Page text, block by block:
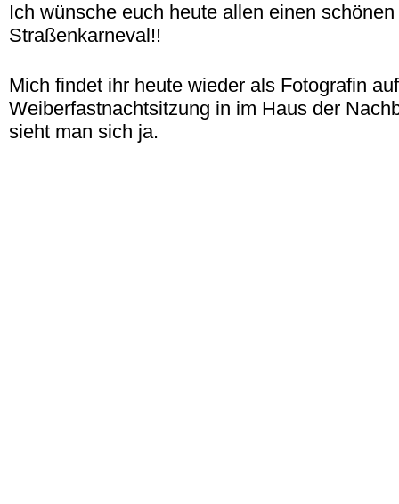
Ich wünsche euch heute allen einen
Straßenkarneval!!
Mich findet ihr heute wieder als Fotografin
Weiberfastnachtsitzung in im Haus der
sieht man sich ja.